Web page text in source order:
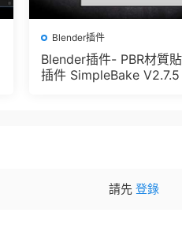
Blender插件
Blender插件- PBR材質
插件 SimpleBake
請先 登錄